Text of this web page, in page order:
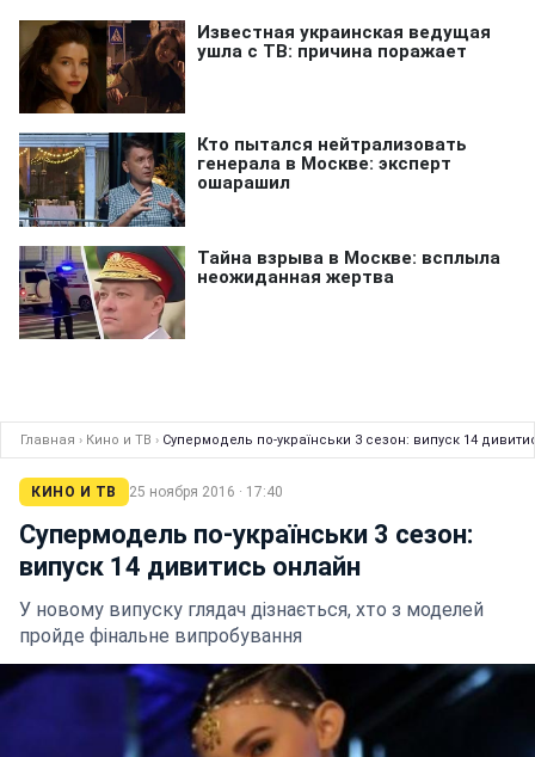
Главная › Кино и ТВ › Супермодель по-українськи 3 сезон: випуск 14
КИНО И ТВ 25 ноября 2016 · 17:40
Супермодель по-українськи 3 сезон:
випуск 14 дивитись онлайн
У новому випуску глядач дізнається, хто з моделей
пройде фінальне випробування